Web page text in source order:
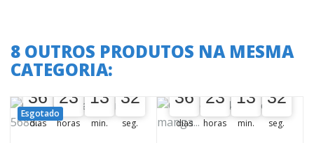
8 OUTROS PRODUTOS NA MESMA
CATEGORIA:
A oferta termina em:
36
36
00
dias
23
23
00
horas
13
13
00
min.
31
31
32
seg.
Esgotado
36
36
00
dias
23
23
00
horas
13
13
00
min.
31
31
32
seg.